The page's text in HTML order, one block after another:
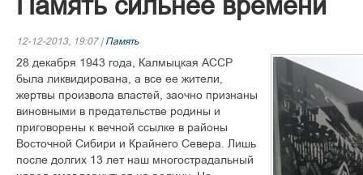
12-12-2013, 19:07 | Память
28 декабря 1943 года, Калмыцкая АССР
была ликвидирована, а все ее жители,
жертвы произвола властей, заочно признаны
виновными в предательстве родины и
приговорены к вечной ссылке в районы
Восточной Сибири и Крайнего Севера. Лишь
после долгих 13 лет наш многострадальный